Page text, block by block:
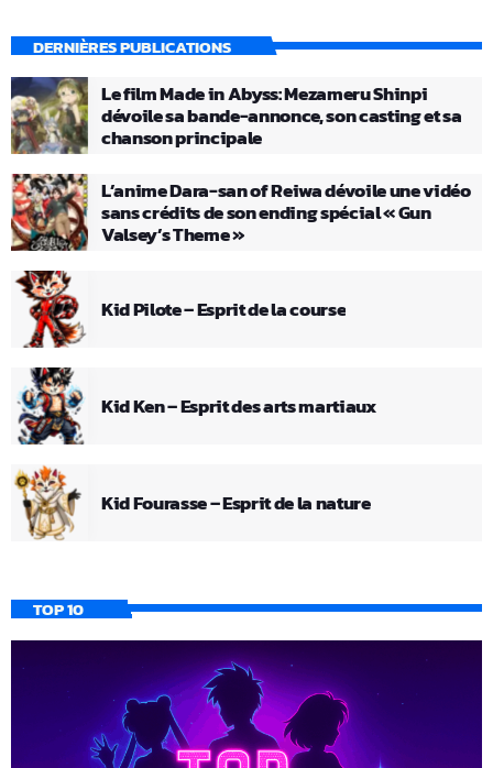
DERNIÈRES PUBLICATIONS
Le film Made in Abyss: Mezameru Shinpi
dévoile sa bande-annonce, son casting et sa
chanson principale
L’anime Dara-san of Reiwa dévoile une vidéo
sans crédits de son ending spécial « Gun
Valsey’s Theme »
Kid Pilote – Esprit de la course
Kid Ken – Esprit des arts martiaux
Kid Fourasse – Esprit de la nature
TOP 10